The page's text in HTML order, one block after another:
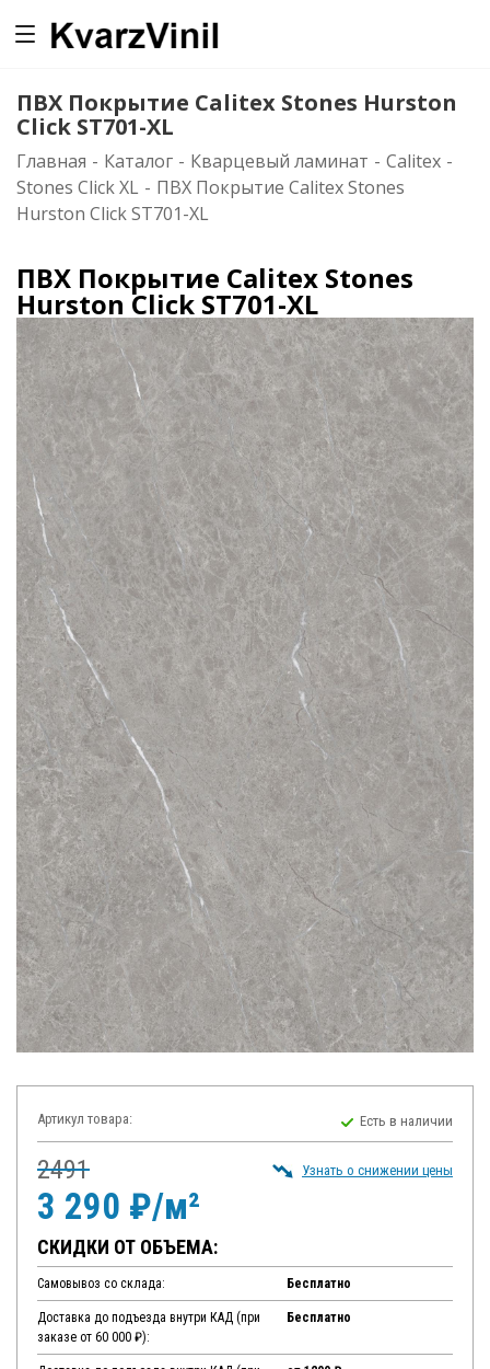
ПВХ Покрытие Calitex Stones Hurston
Click ST701-XL
Главная - Каталог - Кварцевый ламинат - Calitex -
Stones Click XL - ПВХ Покрытие Calitex Stones
Hurston Click ST701-XL
ПВХ Покрытие Calitex Stones
Hurston Click ST701-XL
Артикул товара: Есть в наличии
2491
3 290 ₽/м²
Узнать о снижении цены
СКИДКИ ОТ ОБЪЕМА:
Самовывоз со склада: Бесплатно
Доставка до подъезда внутри КАД (при
заказе от 60 000 ₽):
Бесплатно